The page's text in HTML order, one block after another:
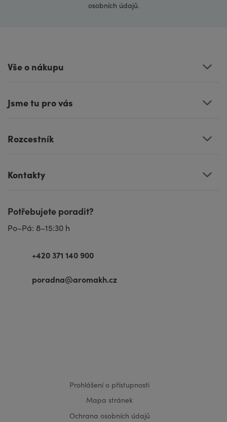
osobních údajů.
Vše o nákupu
Jsme tu pro vás
Rozcestník
Kontakty
Potřebujete poradit?
Po–Pá: 8–15:30 h
+420 371 140 900
poradna@aromakh.cz
Prohlášení o přístupnosti
Mapa stránek
Ochrana osobních údajů